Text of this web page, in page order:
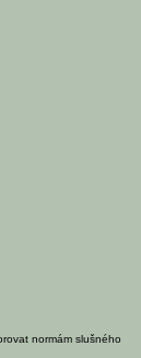
normám slušného